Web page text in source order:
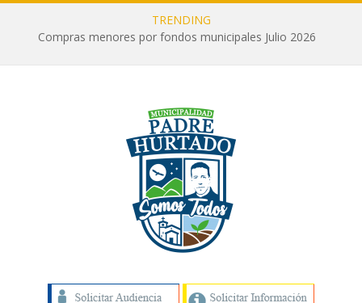
TRENDING
Compras menores por fondos municipales Julio 2026